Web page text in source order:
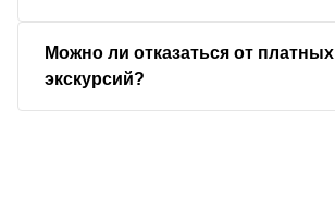
Можно ли отказаться от платных
экскурсий?